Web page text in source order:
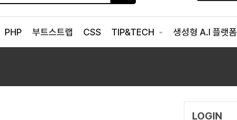
PHP 부트스트랩 CSS TIP&TECH 생성형 A.I 플랫폼
LOGIN